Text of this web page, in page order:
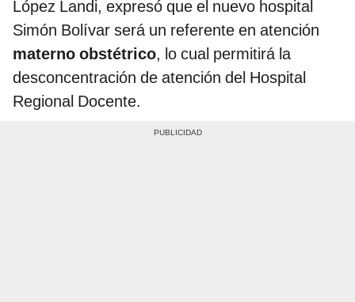
López Landi, expresó que el nuevo hospital
Simón Bolívar será un referente en atención
materno obstétrico, lo cual permitirá la
desconcentración de atención del Hospital
Regional Docente.